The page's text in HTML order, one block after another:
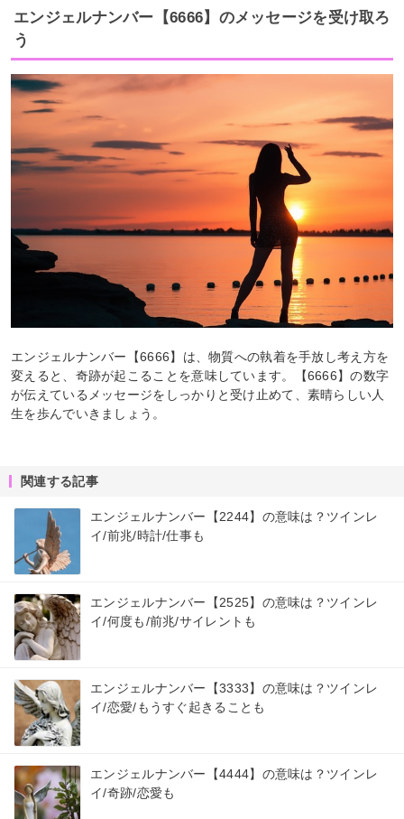
エンジェルナンバー【6666】のメッセージを受け取ろ
う
エンジェルナンバー【6666】は、物質への執着を手放し考え方を
変えると、奇跡が起こることを意味しています。【6666】の数字
が伝えているメッセージをしっかりと受け止めて、素晴らしい人
生を歩んでいきましょう。
関連する記事
エンジェルナンバー【2244】の意味は？ツインレ
イ/前兆/時計/仕事も
エンジェルナンバー【2525】の意味は？ツインレ
イ/何度も/前兆/サイレントも
エンジェルナンバー【3333】の意味は？ツインレ
イ/恋愛/もうすぐ起きることも
エンジェルナンバー【4444】の意味は？ツインレ
イ/奇跡/恋愛も